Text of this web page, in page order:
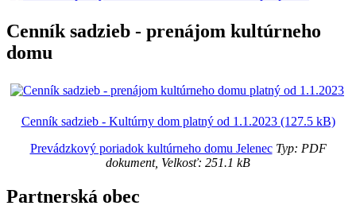
Cenník sadzieb - prenájom kultúrneho
domu
Cenník sadzieb - Kultúrny dom platný od 1.1.2023 (127.5 kB)
Prevádzkový poriadok kultúrneho domu JelenecTyp: PDF
dokument, Velkosť: 251.1 kB
Partnerská obec